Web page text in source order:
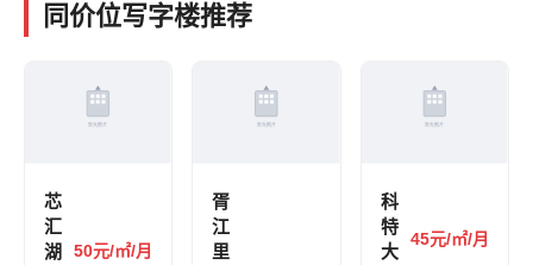
同价位写字楼推荐
芯
汇
湖
50元/㎡/月
胥
江
里
科
特
大
45元/㎡/月